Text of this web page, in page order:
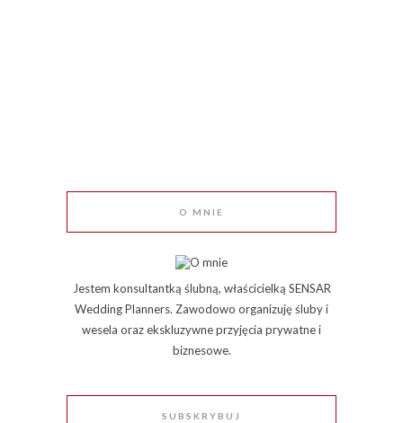
O MNIE
Jestem konsultantką ślubną, właścicielką SENSAR
Wedding Planners. Zawodowo organizuję śluby i
wesela oraz ekskluzywne przyjęcia prywatne i
biznesowe.
SUBSKRYBUJ